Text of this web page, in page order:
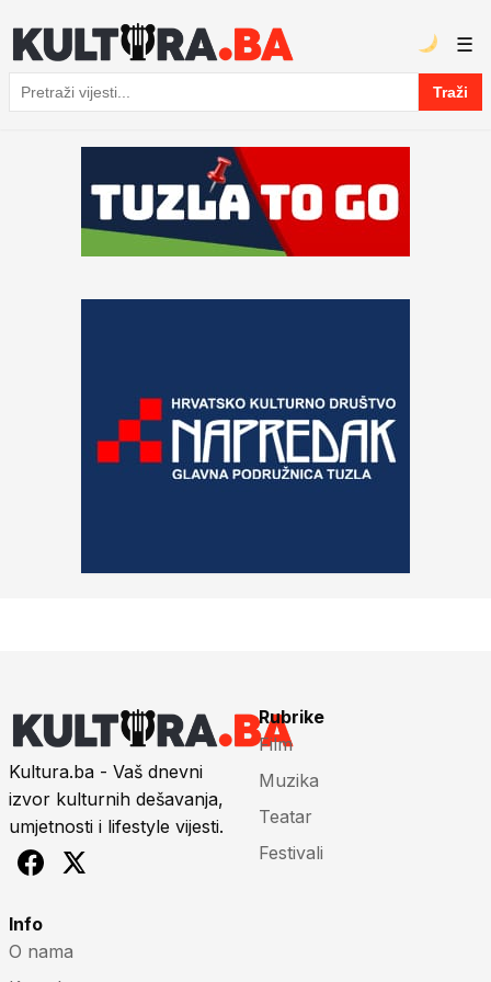
Pretraga
Traži
☰
Kultura.ba - Vaš dnevni
izvor kulturnih dešavanja,
umjetnosti i lifestyle vijesti.
Rubrike
Film
Muzika
Teatar
Festivali
Info
O nama